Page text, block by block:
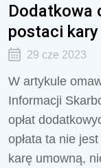
Dodatkowa
postaci
29 cze 2023
W artykule
Informacji
opłat
opłata ta nie
karę umowną,